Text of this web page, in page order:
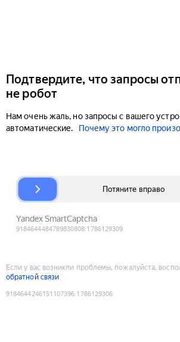
Подтвердите, что запросы
не робот
Нам очень жаль, но запросы с вашего
автоматические.
Почему это могло
Если у вас возникли проблемы, пожалуйста,
обратной связи
9184644246151107396:1786129306